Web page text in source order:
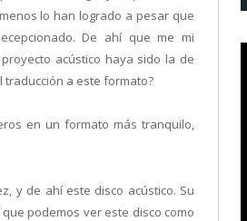
lo han logrado a pesar que
De ahí que me mi
acústico haya sido la de
traducción a este formato?
en un formato más tranquilo,
y de ahí este disco acústico. Su
podemos ver este disco como